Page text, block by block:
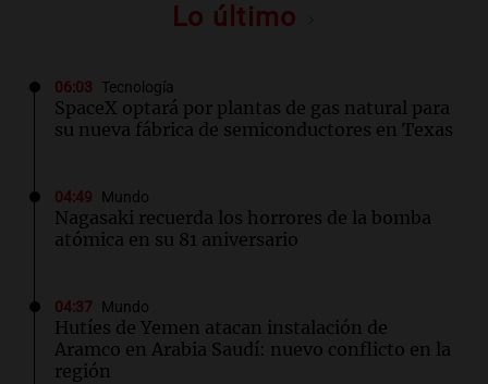
Lo último
06:03 Tecnología
SpaceX optará por plantas de gas natural para
su nueva fábrica de semiconductores en Texas
04:49 Mundo
Nagasaki recuerda los horrores de la bomba
atómica en su 81 aniversario
04:37 Mundo
Hutíes de Yemen atacan instalación de
Aramco en Arabia Saudí: nuevo conflicto en la
región